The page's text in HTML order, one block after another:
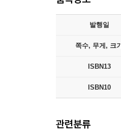
발행일
쪽수, 무게, 크기
ISBN13
ISBN10
관련분류